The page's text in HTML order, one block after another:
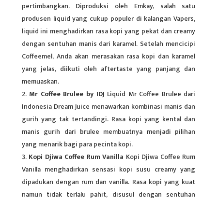
pertimbangkan. Diproduksi oleh Emkay, salah satu
produsen liquid yang cukup populer di kalangan Vapers,
liquid ini menghadirkan rasa kopi yang pekat dan creamy
dengan sentuhan manis dari karamel. Setelah mencicipi
Coffeemel, Anda akan merasakan rasa kopi dan karamel
yang jelas, diikuti oleh aftertaste yang panjang dan
memuaskan.
Mr Coffee Brulee by IDJ Liquid Mr Coffee Brulee dari
Indonesia Dream Juice menawarkan kombinasi manis dan
gurih yang tak tertandingi. Rasa kopi yang kental dan
manis gurih dari brulee membuatnya menjadi pilihan
yang menarik bagi para pecinta kopi.
Kopi Djiwa Coffee Rum Vanilla Kopi Djiwa Coffee Rum
Vanilla menghadirkan sensasi kopi susu creamy yang
dipadukan dengan rum dan vanilla. Rasa kopi yang kuat
namun tidak terlalu pahit, disusul dengan sentuhan